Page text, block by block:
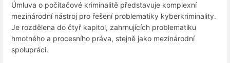
Úmluva o počítačové kriminalitě představuje komplexní
mezinárodní nástroj pro řešení problematiky kyberkriminality.
Je rozdělena do čtyř kapitol, zahrnujících problematiku
hmotného a procesního práva, stejně jako mezinárodní
spolupráci.